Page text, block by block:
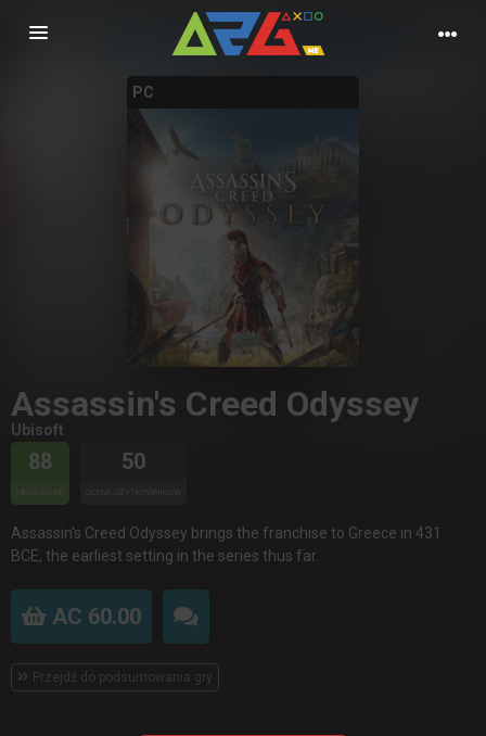
Nawigacja
PC
Assassin's Creed Odyssey
Ubisoft
88
METASCORE
50
OCENA UŻYTKOWNIKÓW
Assassin's Creed Odyssey brings the franchise to Greece in 431
BCE, the earliest setting in the series thus far.
AC 60.00
Przejdź do podsumowania gry